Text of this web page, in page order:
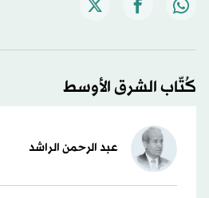
كُتّاب الشرق الأوسط
عبد الرحمن الراشد